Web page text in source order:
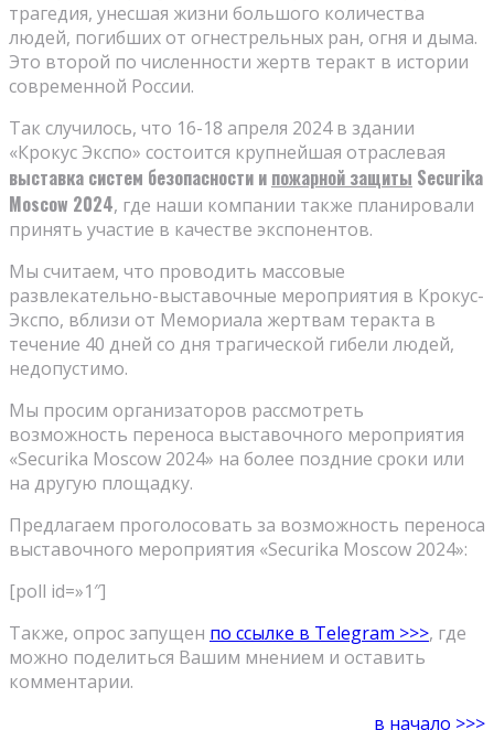
трагедия, унесшая жизни большого количества
людей, погибших от огнестрельных ран, огня и дыма.
Это второй по численности жертв теракт в истории
современной России.
Так случилось, что 16-18 апреля 2024 в здании
«Крокус Экспо» состоится крупнейшая отраслевая
выставка систем безопасности и пожарной защиты Securika
Moscow 2024, где наши компании также планировали
принять участие в качестве экспонентов.
Мы считаем, что проводить массовые
развлекательно-выставочные мероприятия в Крокус-
Экспо, вблизи от Мемориала жертвам теракта в
течение 40 дней со дня трагической гибели людей,
недопустимо.
Мы просим организаторов рассмотреть
возможность переноса выставочного мероприятия
«Securika Moscow 2024» на более поздние сроки или
на другую площадку.
Предлагаем проголосовать за возможность переноса
выставочного мероприятия «Securika Moscow 2024»:
[poll id=»1″]
Также, опрос запущен по ссылке в Telegram >>>, где
можно поделиться Вашим мнением и оставить
комментарии.
в начало >>>